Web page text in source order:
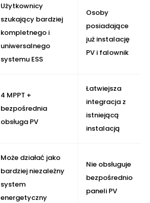
Użytkownicy
szukający bardziej
kompletnego i
uniwersalnego
systemu ESS
Osoby
posiadające
już instalację
PV i falownik
4 MPPT +
bezpośrednia
obsługa PV
Łatwiejsza
integracja z
istniejącą
instalacją
Może działać jako
bardziej niezależny
system
energetyczny
Nie obsługuje
bezpośrednio
paneli PV